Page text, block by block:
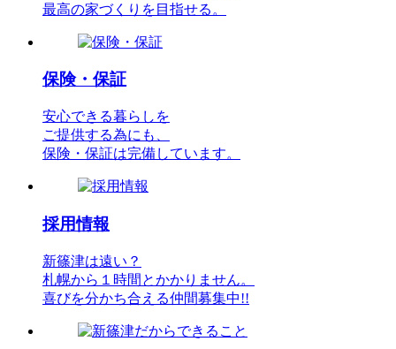
最高の家づくりを目指せる。
保険・保証
安心できる暮らしを
ご提供する為にも、
保険・保証は完備しています。
採用情報
新篠津は遠い？
札幌から１時間とかかりません。
喜びを分かち合える仲間募集中!!